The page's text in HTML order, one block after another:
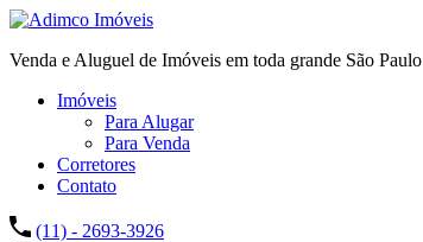
Venda e Aluguel de Imóveis em toda grande São Paulo
Imóveis
Para Alugar
Para Venda
Corretores
Contato
(11) - 2693-3926